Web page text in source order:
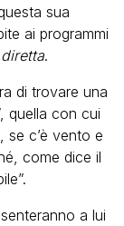
sua
ai programmi
.
di trovare una
quella con cui
se c’è vento e
come dice il
a lui